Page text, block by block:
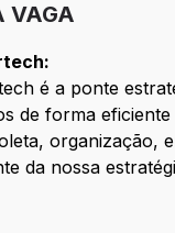
VAGA
é a ponte
de forma
organização,
da nossa